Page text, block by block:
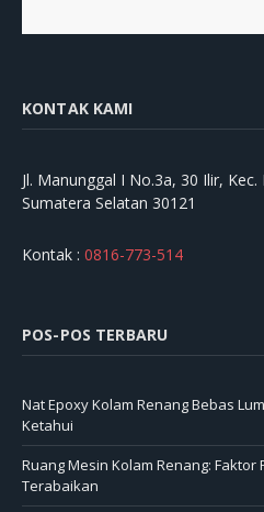
KONTAK KAMI
Jl. Manunggal I No.3a, 30 Ilir,
Sumatera Selatan 30121
Kontak : 0816-773-514
POS-POS TERBARU
Nat Epoxy Kolam Renang Bebas
Ketahui
Ruang Mesin Kolam Renang: Faktor
Terabaikan